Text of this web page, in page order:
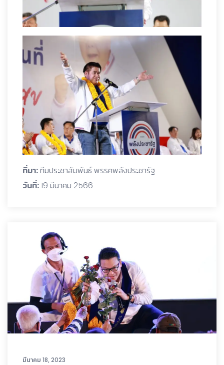
ที่มา:ทีมประชาสัมพันธ์ พรรคพลังประชารัฐ
วันที่:19 มีนาคม 2566
มีนาคม 18, 2023